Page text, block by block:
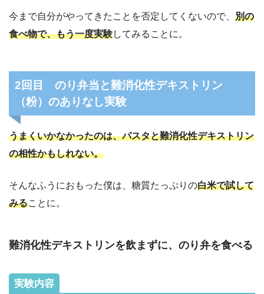
今まで自分がやってきたことを否定してくないので、 別の
食べ物で、もう一度実験してみることに。
2回目 のり弁当と難消化性デキストリン
（粉）のありなし実験
うまくいかなかったのは、パスタと難消化性デキストリン
の相性かもしれない。
そんなふうにおもった僕は、糖質たっぷりの白米で試して
みることに。
難消化性デキストリンを飲まずに、のり弁を食べる
実験内容